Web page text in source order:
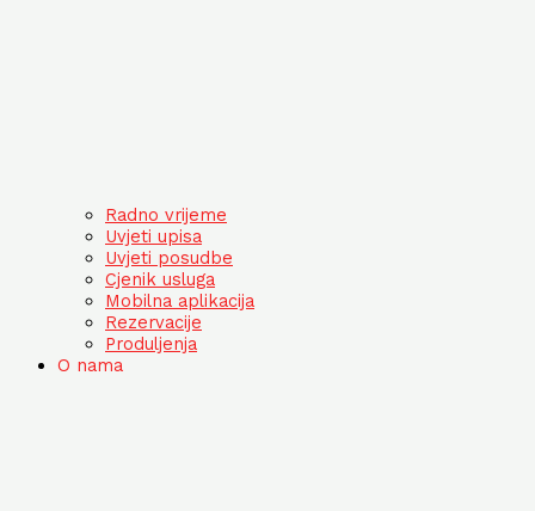
Radno vrijeme
Uvjeti upisa
Uvjeti posudbe
Cjenik usluga
Mobilna aplikacija
Rezervacije
Produljenja
O nama